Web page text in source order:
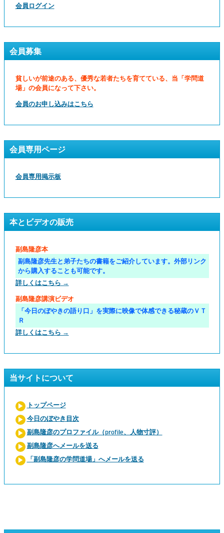
会員ログイン
会員募集
貧しいが前途のある、優秀な若者たちを育てている、当「学問道
場」の会員になって下さい。
会員のお申し込みはこちら
会員専用ページ
会員専用掲示板
本とビデオの販売
副島隆彦本
副島隆彦先生と弟子たちの書籍をご紹介しています。外部リンク
から購入することも可能です。
詳しくはこちら →
副島隆彦講演ビデオ
「今日のぼやきの語り口」を実際に映像で体感できる秘蔵のＶＴ
Ｒ
詳しくはこちら →
当サイトについて
トップページ
今日のぼやき目次
副島隆彦のプロファイル（profile、人物寸評）
副島隆彦へメールを送る
「副島隆彦の学問道場」へメールを送る